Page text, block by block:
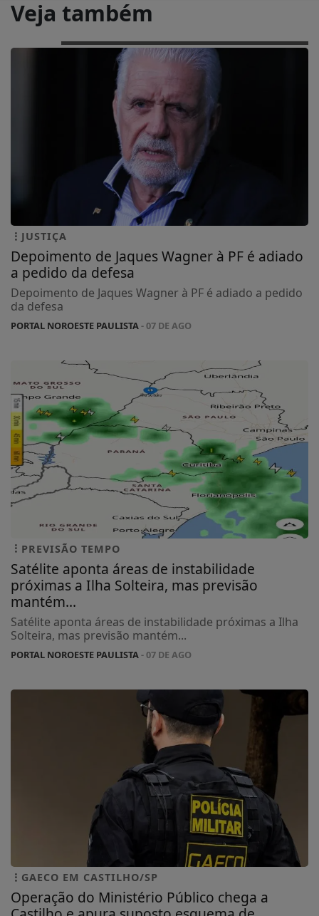
Veja também
JUSTIÇA
Depoimento de Jaques Wagner à PF é adiado
a pedido da defesa
Depoimento de Jaques Wagner à PF é adiado a pedido
da defesa
PORTAL NOROESTE PAULISTA- 07 DE AGO
PREVISÃO TEMPO
Satélite aponta áreas de instabilidade
próximas a Ilha Solteira, mas previsão
mantém...
Satélite aponta áreas de instabilidade próximas a Ilha
Solteira, mas previsão mantém...
PORTAL NOROESTE PAULISTA- 07 DE AGO
GAECO EM CASTILHO/SP
Operação do Ministério Público chega a